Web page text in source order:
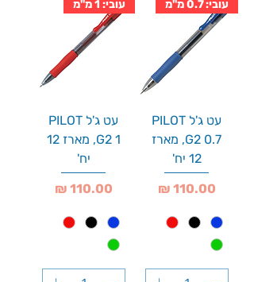
עובי: 0.7 מ''מ
עט ג'ל PILOT
G2 0.7, מארז
12 יח'
מחיר
עובי: 1 מ''מ
עט ג'ל PILOT
G2 1, מארז 12
יח'
מחיר